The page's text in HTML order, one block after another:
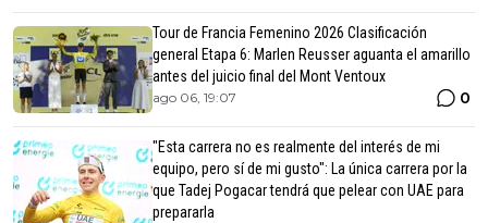
Tour de Francia Femenino 2026 Clasificación
general Etapa 6: Marlen Reusser aguanta el amarillo
antes del juicio final del Mont Ventoux
ago 06, 19:07 0
"Esta carrera no es realmente del interés de mi
equipo, pero sí de mi gusto": La única carrera por la
que Tadej Pogacar tendrá que pelear con UAE para
prepararla